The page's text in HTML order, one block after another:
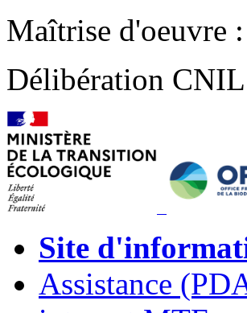
Maîtrise d'oeuvre
Délibération
Site
Assistance